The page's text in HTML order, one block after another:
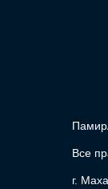
Все
г.